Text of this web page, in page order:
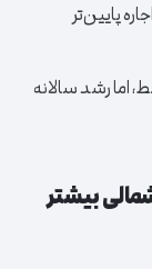
پایین‌تر
اما رشد سالانه
بیشتر